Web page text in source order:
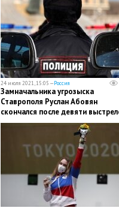
24 июля 2021, 15:05 —Россия
Замначальника угрозыска
Ставрополя Руслан Абовян
скончался после девяти
на парковке